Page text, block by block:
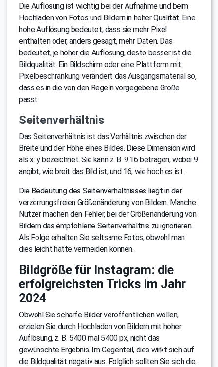
Die Auflösung ist wichtig bei der Aufnahme und beim
Hochladen von Fotos und Bildern in hoher Qualität. Eine
hohe Auflösung bedeutet, dass sie mehr Pixel
enthalten oder, anders gesagt, mehr Daten. Das
bedeutet, je höher die Auflösung, desto besser ist die
Bildqualität. Ein Bildschirm oder eine Plattform mit
Pixelbeschränkung verändert das Ausgangsmaterial so,
dass es in die von den Regeln vorgegebene Größe
passt.
Seitenverhältnis
Das Seitenverhältnis ist das Verhältnis zwischen der
Breite und der Höhe eines Bildes. Diese Dimension wird
als x: y bezeichnet. Sie kann z. B. 9:16 betragen, wobei 9
angibt, wie breit das Bild ist, und 16, wie hoch es ist.
Die Bedeutung des Seitenverhältnisses liegt in der
verzerrungsfreien Größenänderung von Bildern. Manche
Nutzer machen den Fehler, bei der Größenänderung von
Bildern das empfohlene Seitenverhältnis zu ignorieren.
Als Folge erhalten Sie seltsame Fotos, obwohl man
dies leicht hätte vermeiden können.
Bildgröße für Instagram: die
erfolgreichsten Tricks im Jahr
2024
Obwohl Sie scharfe Bilder veröffentlichen wollen,
erzielen Sie durch Hochladen von Bildern mit hoher
Auflösung, z. B. 5400 mal 5400 px, nicht das
gewünschte Ergebnis. Im Gegenteil, dies wirkt sich auf
die Bildqualität negativ aus. Folglich sollten Sie sich die